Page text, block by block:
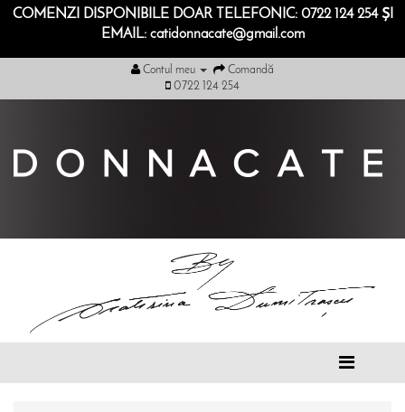
COMENZI DISPONIBILE DOAR TELEFONIC: 0722 124 254 ȘI
EMAIL: catidonnacate@gmail.com
Contul meu
Comandă
0722 124 254